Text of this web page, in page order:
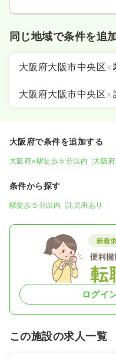
同じ地域で条件を追
大阪府大阪市中央区×
大阪府大阪市中央区×
大阪府で条件を追加する
大阪府×駅徒歩５分以内 大阪
条件から探す
駅徒歩５分以内 託児所あり
ログイ
この施設の求人一覧